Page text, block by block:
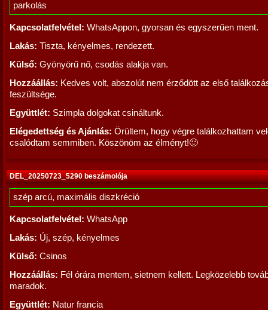
parkolás
Kapcsolatfelvétel: WhatsAppon, gyorsan és egyszerűen ment.
Lakás: Tiszta, kényelmes, rendezett.
Külső: Gyönyörű nő, csodás alakja van.
Hozzáállás: Kedves volt, abszolút nem érződött az első
feszültsége.
Együttlét: Szimpla dolgokat csináltunk.
Elégedettség és Ajánlás: Örültem, hogy végre találkozhattam
csalódtam semmiben. Köszönöm az élményt!🙂
DEL_20250723_5290 beszámolója
szép arcú, maximális diszkréció
Kapcsolatfelvétel: WhatsApp
Lakás: Új, szép, kényelmes
Külső: Csinos
Hozzáállás: Fél órára mentem, sietnem kellett. Legközelebb
maradok.
Együttlét: Natur francia